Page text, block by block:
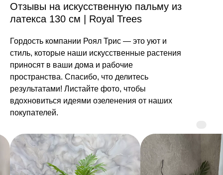
Отзывы на искусственную пальму из
латекса 130 см | Royal Trees
Гордость компании Роял Трис — это уют и
стиль, которые наши искусственные растения
приносят в ваши дома и рабочие
пространства. Спасибо, что делитесь
результатами! Листайте фото, чтобы
вдохновиться идеями озеленения от наших
покупателей.